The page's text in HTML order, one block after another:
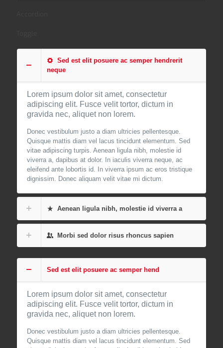
Sed est elit posuere ac semper hendrerit
neque
Lorem ipsum dolor sit amet, consectetur
adipiscing elit. Fusce velit tortor, dictum in
gravida nec, aliquet non lorem.
Donec vestibulum justo a diam ultricies pellentesque.
Quisque mattis diam vel lacus tincidunt elementum. Sed
vitae adipiscing turpis. Aenean ligula nibh, molestie id
viverra a, dapibus at dolor. In iaculis viverra neque, ac
eleifend ante lobortis id. In viverra ipsum ac eros tristique
dignissim. Donec aliquam velit vitae mi dictum.
Aenean ligula nibh, molestie id viverra a
Morbi sed dolor risus rhoncus sapien
Sed est elit posuere ac semper hend
Lorem ipsum dolor sit amet, consectetur
adipiscing elit. Fusce velit tortor, dictum in
gravida nec, aliquet non lorem.
Donec vestibulum justo a diam ultricies pellentesque.
Quisque mattis diam vel lacus tincidunt elementum. Sed